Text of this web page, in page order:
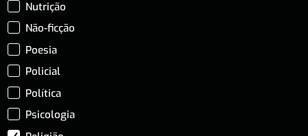
Nutrição
Não-ficção
Poesia
Policial
Política
Psicologia